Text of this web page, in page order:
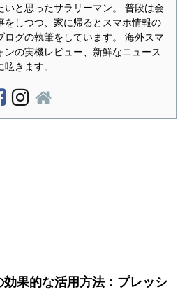
いと思ったサラリーマン。 普段は会
をしつつ、家に帰るとスマホ情報の
ログの執筆をしています。 海外スマ
ンの実機レビュー、新鮮なニュース
呟きます。
効果的な活用方法：プレッシ